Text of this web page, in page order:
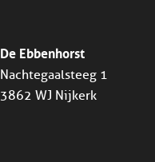
De Ebbenhorst
Nachtegaalsteeg 1
3862 WJ Nijkerk